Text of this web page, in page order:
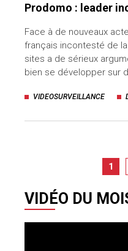
Prodomo : leader
Face à de nouveaux
français incontesté de
sites a de sérieux
bien se développer sur
VIDEOSURVEILLANCE
1
VIDÉO DU